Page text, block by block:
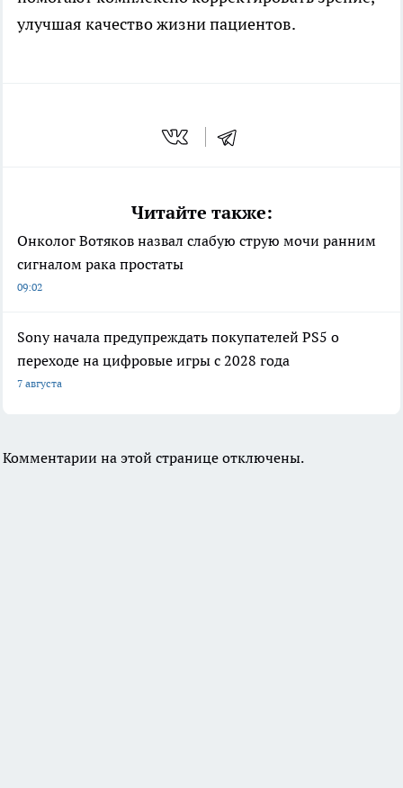
улучшая качество жизни пациентов.
Читайте также:
Онколог Вотяков назвал слабую струю мочи ранним
сигналом рака простаты
09:02
Sony начала предупреждать покупателей PS5 о
переходе на цифровые игры с 2028 года
7 августа
Комментарии на этой странице отключены.